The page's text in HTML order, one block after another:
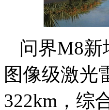
问界M8新
图像级激光
322km，综